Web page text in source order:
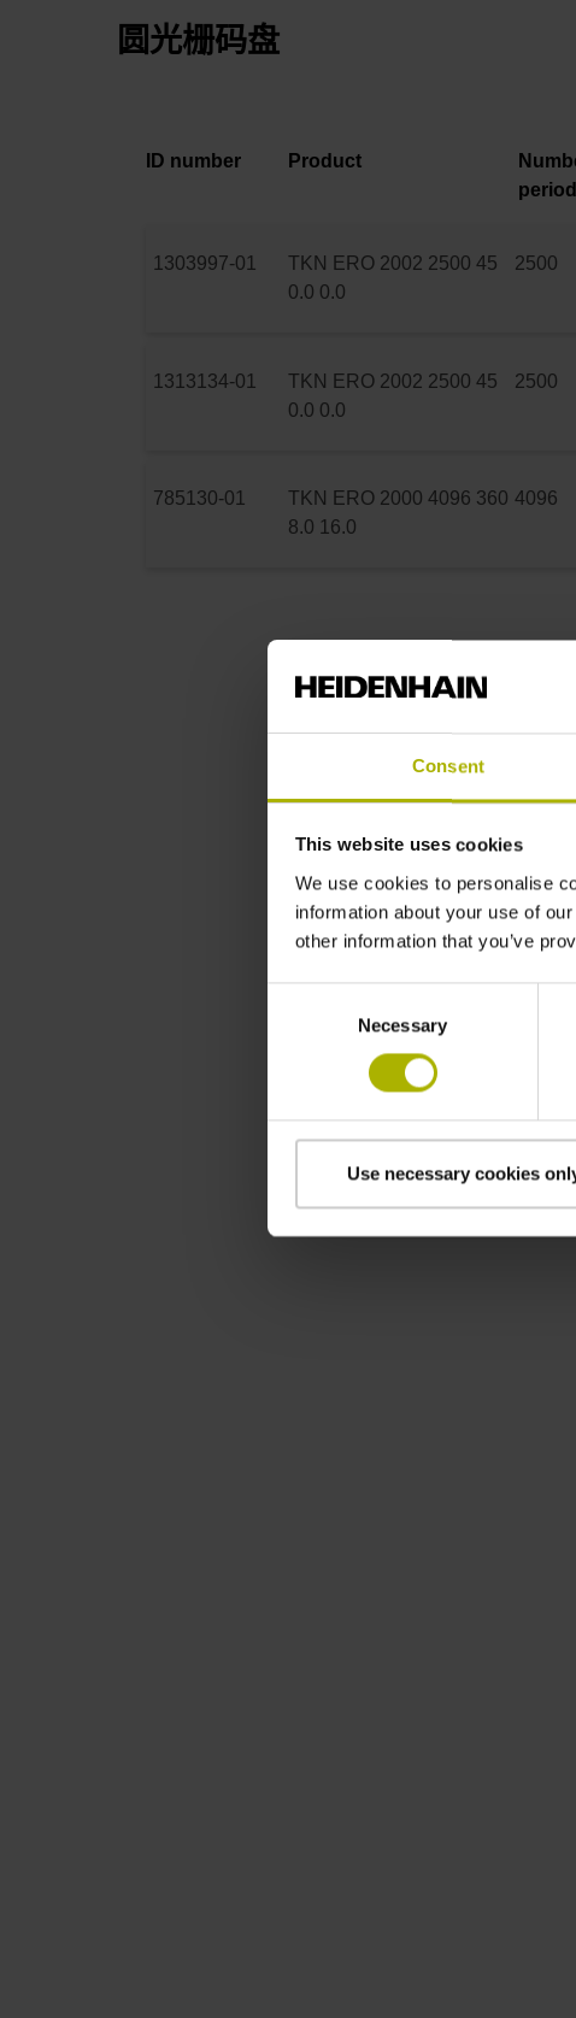
Consent
This website uses cookies
We use cookies to personalise
information about your use of
other information that you’ve
Necessary
Use necessary cookies
圆光栅码盘
ID number Product
1303997-01
TKN ERO 2002 2500 45
0.0 0.0
2500
1313134-01
TKN ERO 2002 2500 45
0.0 0.0
2500
785130-01
TKN ERO 2000 4096 360
8.0 16.0
4096